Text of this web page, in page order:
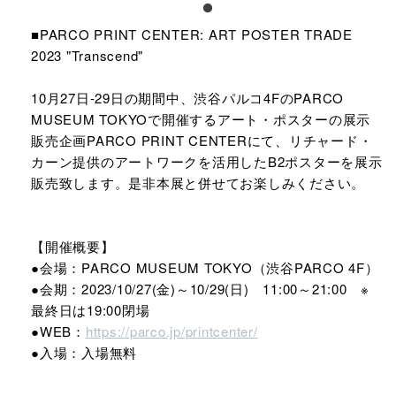
■PARCO PRINT CENTER: ART POSTER TRADE
2023 "Transcend"
10月27日-29日の期間中、渋谷パルコ4FのPARCO
MUSEUM TOKYOで開催するアート・ポスターの展示
販売企画PARCO PRINT CENTERにて、リチャード・
カーン提供のアートワークを活用したB2ポスターを展示
販売致します。是非本展と併せてお楽しみください。​
【開催概要】
●会場：PARCO MUSEUM TOKYO（渋谷PARCO 4F）
●会期：2023/10/27(金)～10/29(日) 11:00～21:00 ※
最終日は19:00閉場
●WEB： https://parco.jp/printcenter/
●入場：入場無料